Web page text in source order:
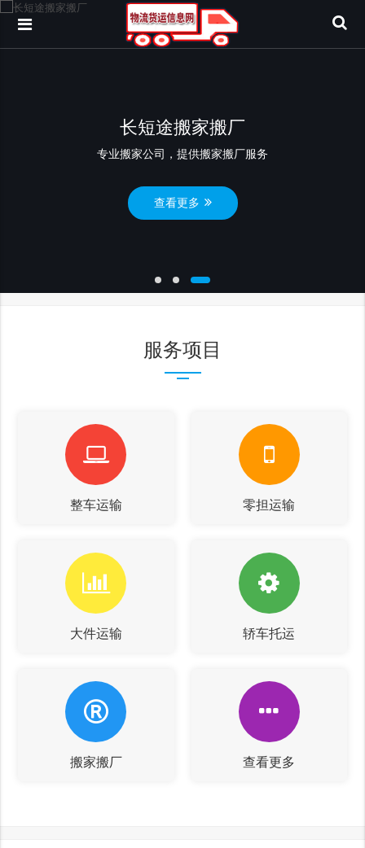
长短途搬家搬厂
专业搬家公司，提供搬家搬厂服务
查看更多
服务项目
整车运输 零担运输
大件运输 轿车托运
搬家搬厂 查看更多